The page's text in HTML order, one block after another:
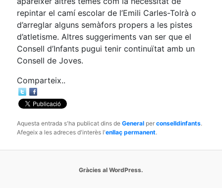
repintar el camí escolar de l’Emili Carles-Tolrà o
d’arreglar alguns semàfors propers a les pistes
d’atletisme. Altres suggeriments van ser que el
Consell d’Infants pugui tenir continuïtat amb un
Consell de Joves.
Comparteix..
Aquesta entrada s'ha publicat dins deGeneral perconselldinfants.
Afegeix a les adreces d'interès l'enllaç permanent.
Gràcies al WordPress.